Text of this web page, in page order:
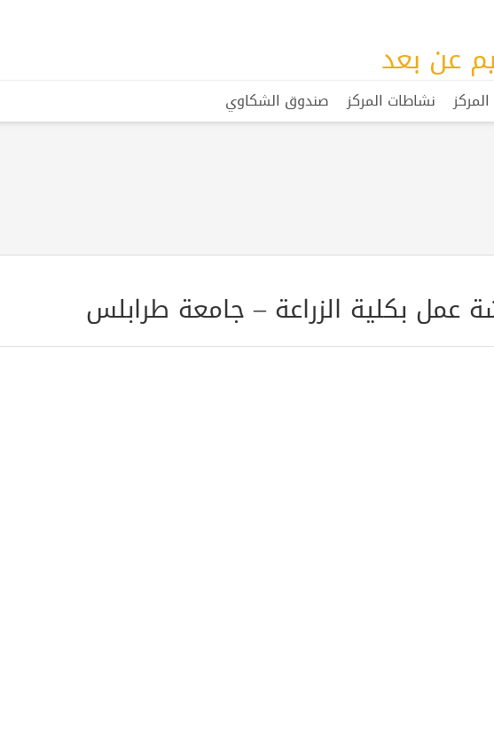
عن بعد
نشاطات المركز صندوق الشكاوي
عمل بكلية الزراعة – جامعة طرابلس